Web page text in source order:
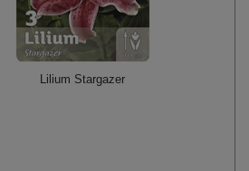
Lilium Stargazer